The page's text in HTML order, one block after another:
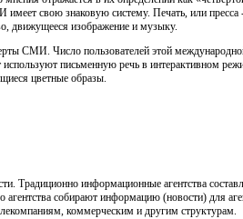
свою знаковую систему. Печать, или пресса
движущееся изображение и музыку.
СМИ. Число пользователей этой
письменную речь в интерактивном
цветные образы.
Традиционно информационные агентства
собирают информацию (новости) для
коммерческим и другим структурам.